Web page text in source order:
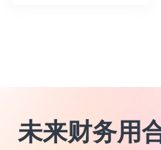
未来财务用